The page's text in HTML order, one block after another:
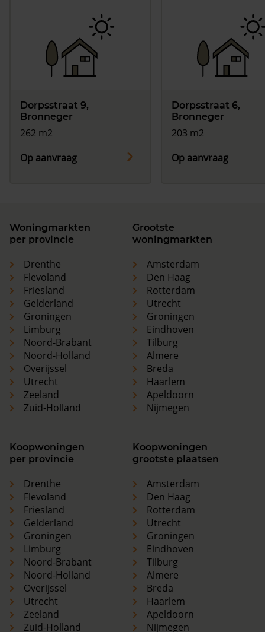
Dorpsstraat 9,
Bronneger
262 m2
Op aanvraag
Dorpsstraat 6,
Bronneger
203 m2
Op aanvraag
Woningmarkten
per provincie
Drenthe
Flevoland
Friesland
Gelderland
Groningen
Limburg
Noord-Brabant
Noord-Holland
Overijssel
Utrecht
Zeeland
Zuid-Holland
Grootste
woningmarkten
Amsterdam
Den Haag
Rotterdam
Utrecht
Groningen
Eindhoven
Tilburg
Almere
Breda
Haarlem
Apeldoorn
Nijmegen
Koopwoningen
per provincie
Drenthe
Flevoland
Friesland
Gelderland
Groningen
Limburg
Noord-Brabant
Noord-Holland
Overijssel
Utrecht
Zeeland
Zuid-Holland
Koopwoningen
grootste plaatsen
Amsterdam
Den Haag
Rotterdam
Utrecht
Groningen
Eindhoven
Tilburg
Almere
Breda
Haarlem
Apeldoorn
Nijmegen